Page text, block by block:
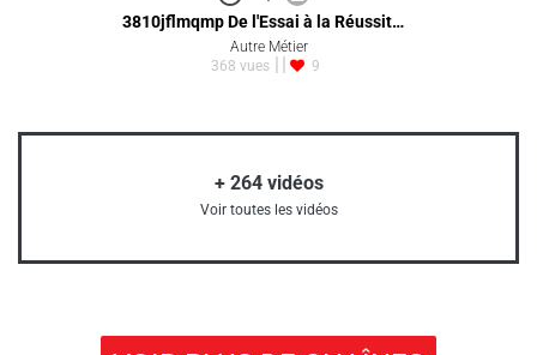
3810jflmqmp De l'Essai à la Réussit…
Autre Métier
368 vues
9
+ 264vidéos
Voir toutes les vidéos